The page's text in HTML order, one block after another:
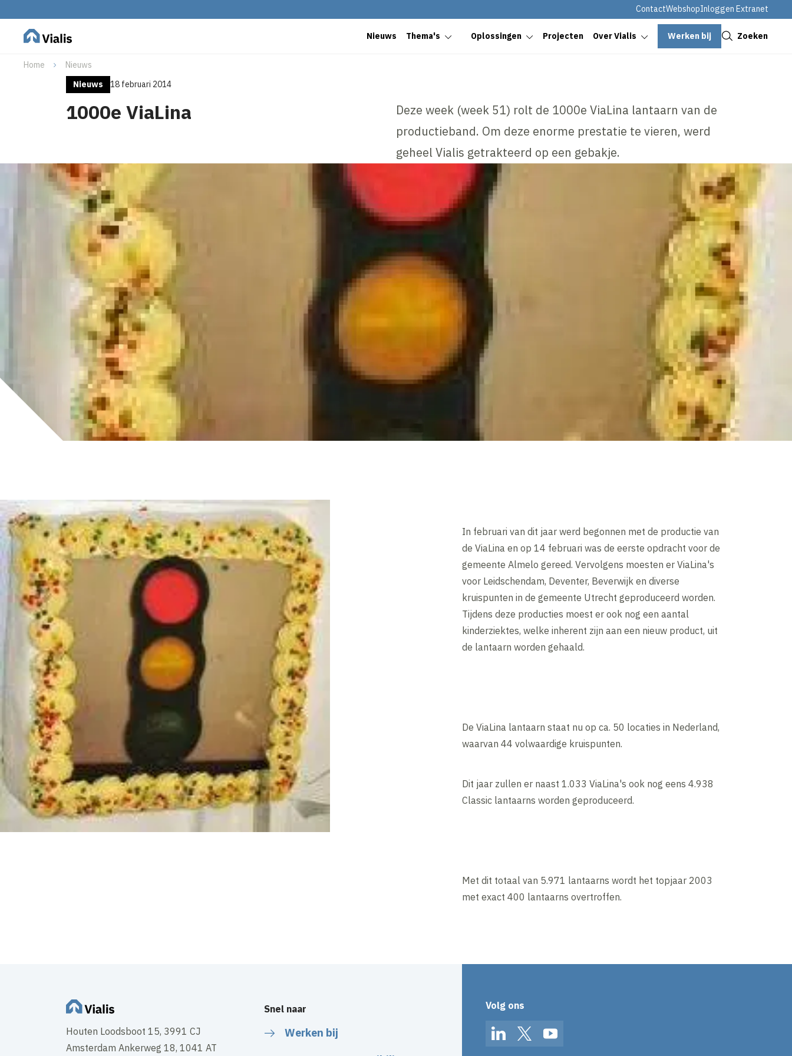
ContactWebshopInloggen Extranet
Nieuws Thema's Oplossingen Projecten Over Vialis Werken bij Zoeken
Home
Nieuws
Nieuws
18 februari 2014
1000e ViaLina
Deze week (week 51) rolt de 1000e ViaLina lantaarn van de
productieband. Om deze enorme prestatie te vieren, werd
geheel Vialis getrakteerd op een gebakje.
In februari van dit jaar werd begonnen met de productie van
de ViaLina en op 14 februari was de eerste opdracht voor de
gemeente Almelo gereed. Vervolgens moesten er ViaLina's
voor Leidschendam, Deventer, Beverwijk en diverse
kruispunten in de gemeente Utrecht geproduceerd worden.
Tijdens deze producties moest er ook nog een aantal
kinderziektes, welke inherent zijn aan een nieuw product, uit
de lantaarn worden gehaald.
De ViaLina lantaarn staat nu op ca. 50 locaties in Nederland,
waarvan 44 volwaardige kruispunten.
Dit jaar zullen er naast 1.033 ViaLina's ook nog eens 4.938
Classic lantaarns worden geproduceerd.
Met dit totaal van 5.971 lantaarns wordt het topjaar 2003
met exact 400 lantaarns overtroffen.
Houten Loodsboot 15, 3991 CJ
Amsterdam Ankerweg 18, 1041 AT
Snel naar
Werken bij
Volg ons
LinkedInTwitterYouTube
Sluiten